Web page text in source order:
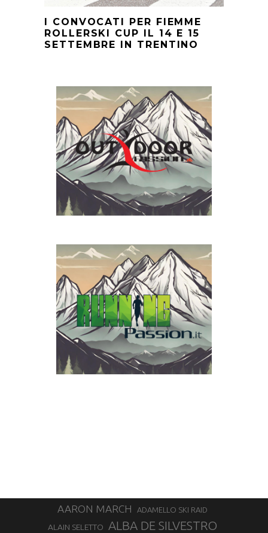
I CONVOCATI PER FIEMME
ROLLERSKI CUP IL 14 E 15
SETTEMBRE IN TRENTINO
AARON MARCH ADAMELLO SKI RAID
ALAIN SELETTO ALBA DE SILVESTRO